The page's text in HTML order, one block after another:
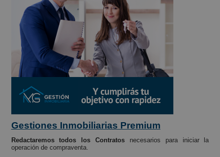
Gestiones Inmobiliarias Premium
Redactaremos todos los Contratos necesarios para iniciar la
operación de compraventa.